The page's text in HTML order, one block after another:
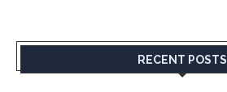
RECENT POSTS